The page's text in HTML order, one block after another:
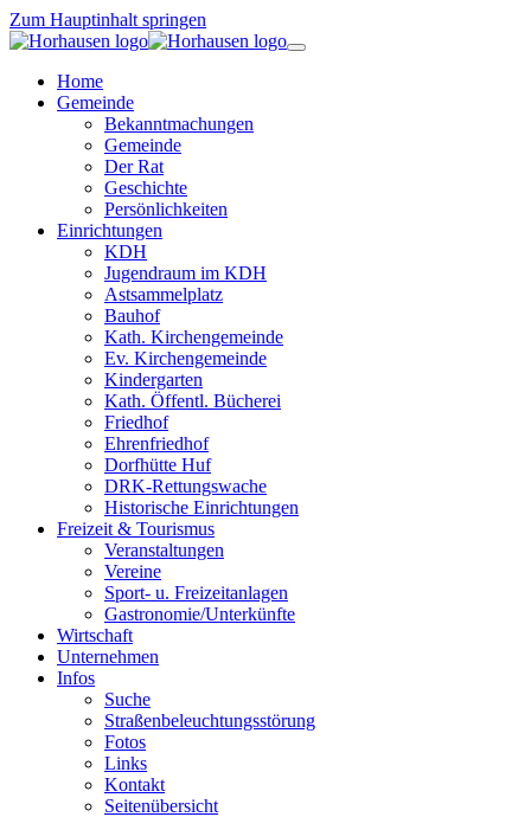
Zum Hauptinhalt springen
Home
Gemeinde
Bekanntmachungen
Gemeinde
Der Rat
Geschichte
Persönlichkeiten
Einrichtungen
KDH
Jugendraum im KDH
Astsammelplatz
Bauhof
Kath. Kirchengemeinde
Ev. Kirchengemeinde
Kindergarten
Kath. Öffentl. Bücherei
Friedhof
Ehrenfriedhof
Dorfhütte Huf
DRK-Rettungswache
Historische Einrichtungen
Freizeit & Tourismus
Veranstaltungen
Vereine
Sport- u. Freizeitanlagen
Gastronomie/Unterkünfte
Wirtschaft
Unternehmen
Infos
Suche
Straßenbeleuchtungsstörung
Fotos
Links
Kontakt
Seitenübersicht